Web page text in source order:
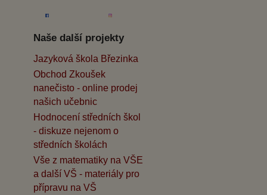
Naše další projekty
Jazyková škola Březinka
Obchod Zkoušek
nanečisto - online prodej
našich učebnic
Hodnocení středních škol
- diskuze nejenom o
středních školách
Vše z matematiky na VŠE
a další VŠ - materiály pro
přípravu na VŠ